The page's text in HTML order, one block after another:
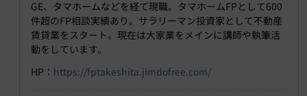
GE、タマホームなどを経て現職。タマホームFPとして600
件超のFP相談実績あり。サラリーマン投資家として不動産
賃貸業をスタート。現在は大家業をメインに講師や執筆活
動をしています。
HP： https://fptakeshita.jimdofree.com/